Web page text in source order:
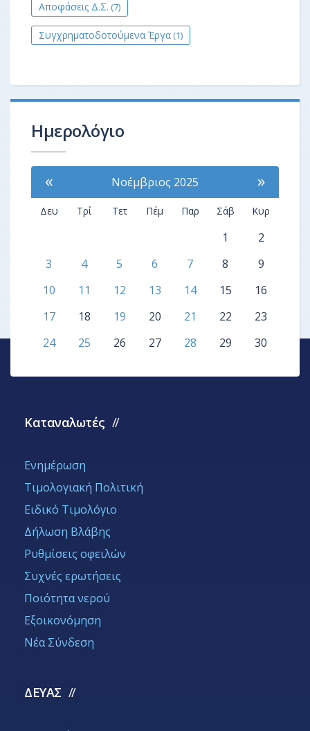
Αποφάσεις Δ.Σ. (7)
Συγχρηματοδοτούμενα Έργα (1)
Ημερολόγιο
« Νοέμβριος 2025 »
Δευ Τρί Τετ Πέμ Παρ Σάβ Κυρ
1
2
3
4 5 6 7 8
9
10
11 12 13 14 15
16
17
18 19 20 21 22
23
24
25 26 27 28 29 30
Καταναλωτές
Ενημέρωση
Τιμολογιακή Πολιτική
Ειδικό Τιμολόγιο
Δήλωση Βλάβης
Ρυθμίσεις οφειλών
Συχνές ερωτήσεις
Ποιότητα νερού
Εξοικονόμηση
Νέα Σύνδεση
ΔΕΥΑΣ